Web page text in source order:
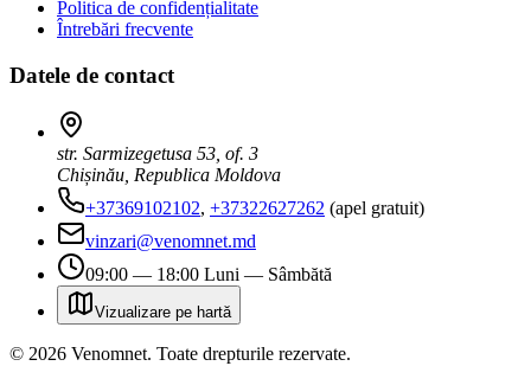
Politica de confidențialitate
Întrebări frecvente
Datele de contact
str. Sarmizegetusa 53, of. 3
Chișinău, Republica Moldova
+37369102102, +37322627262 (apel gratuit)
vinzari@venomnet.md
09:00 — 18:00 Luni — Sâmbătă
Vizualizare pe hartă
© 2026 Venomnet. Toate drepturile rezervate.